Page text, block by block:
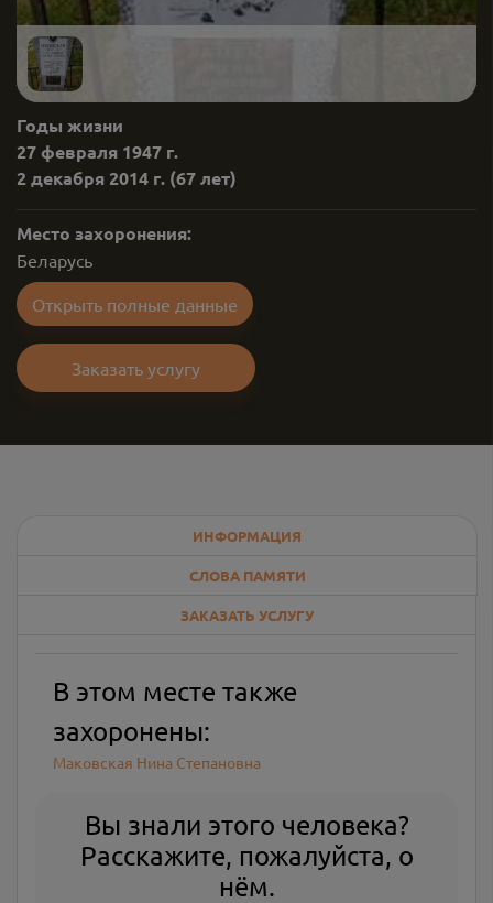
Годы жизни
27 февраля 1947 г.
2 декабря 2014 г. (67 лет)
Место захоронения:
Беларусь
Открыть полные данные
Заказать услугу
ИНФОРМАЦИЯ
СЛОВА ПАМЯТИ
ЗАКАЗАТЬ УСЛУГУ
В этом месте также
захоронены:
Маковская Нина Степановна
Вы знали этого человека?
Расскажите, пожалуйста, о
нём.